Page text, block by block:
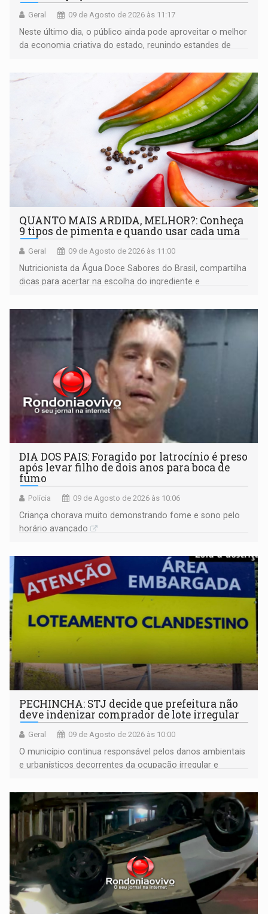
Geral 09 de Agosto de 2026 às 11:17
Neste último dia, o público ainda pode aproveitar o melhor
da economia criativa do estado, reunindo estandes de
QUANTO MAIS ARDIDA, MELHOR?: Conheça
9 tipos de pimenta e quando usar cada uma
Geral 09 de Agosto de 2026 às 11:00
Nutricionista da Água Doce Sabores do Brasil, compartilha
dicas para acertar na escolha do ingrediente e
DIA DOS PAIS: Foragido por latrocínio é preso
após levar filho de dois anos para boca de
fumo
Polícia 09 de Agosto de 2026 às 10:06
Criança chorava muito demonstrando fome e sono pelo
horário avançado
PECHINCHA: STJ decide que prefeitura não
deve indenizar comprador de lote irregular
Geral 09 de Agosto de 2026 às 10:00
O município continua responsável pelos danos ambientais
e urbanísticos decorrentes da ocupação irregular e